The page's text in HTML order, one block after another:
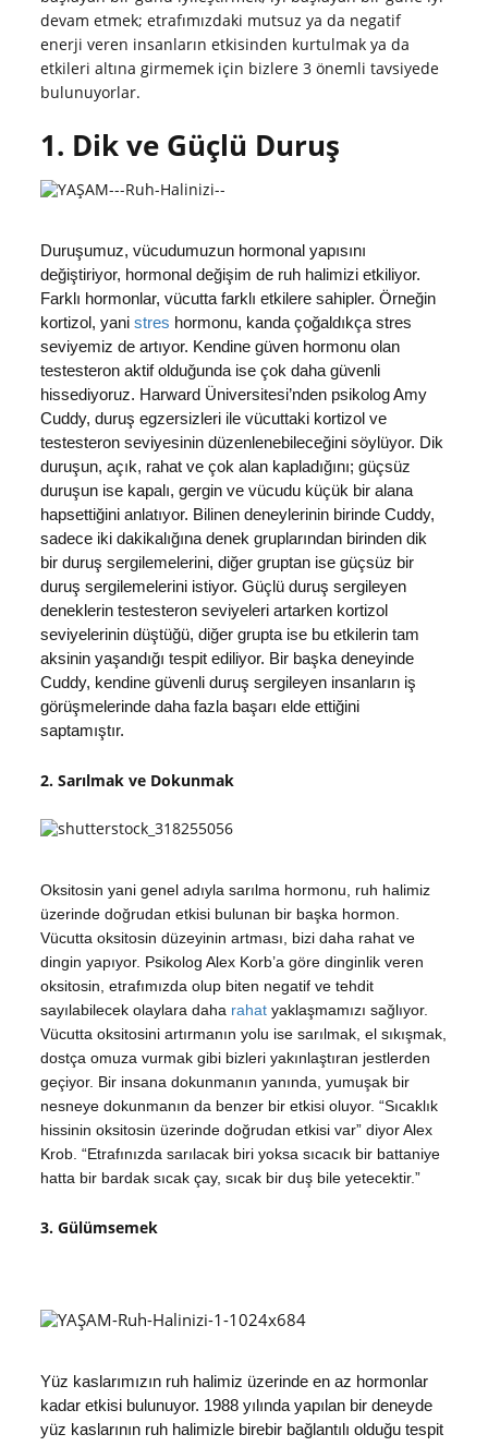
devam etmek; etrafımızdaki mutsuz ya da negatif
enerji veren insanların etkisinden kurtulmak ya da
etkileri altına girmemek için bizlere 3 önemli tavsiyede
bulunuyorlar.
1. Dik ve Güçlü Duruş
Duruşumuz, vücudumuzun hormonal yapısını
değiştiriyor, hormonal değişim de ruh halimizi etkiliyor.
Farklı hormonlar, vücutta farklı etkilere sahipler. Örneğin
kortizol, yanistres hormonu, kanda çoğaldıkça stres
seviyemiz de artıyor. Kendine güven hormonu olan
testesteron aktif olduğunda ise çok daha güvenli
hissediyoruz. Harward Üniversitesi’nden psikolog Amy
Cuddy, duruş egzersizleri ile vücuttaki kortizol ve
testesteron seviyesinin düzenlenebileceğini söylüyor. Dik
duruşun, açık, rahat ve çok alan kapladığını; güçsüz
duruşun ise kapalı, gergin ve vücudu küçük bir alana
hapsettiğini anlatıyor. Bilinen deneylerinin birinde Cuddy,
sadece iki dakikalığına denek gruplarından birinden dik
bir duruş sergilemelerini, diğer gruptan ise güçsüz bir
duruş sergilemelerini istiyor. Güçlü duruş sergileyen
deneklerin testesteron seviyeleri artarken kortizol
seviyelerinin düştüğü, diğer grupta ise bu etkilerin tam
aksinin yaşandığı tespit ediliyor. Bir başka deneyinde
Cuddy, kendine güvenli duruş sergileyen insanların iş
görüşmelerinde daha fazla başarı elde ettiğini
saptamıştır.
2. Sarılmak ve Dokunmak
Oksitosin yani genel adıyla sarılma hormonu, ruh halimiz
üzerinde doğrudan etkisi bulunan bir başka hormon.
Vücutta oksitosin düzeyinin artması, bizi daha rahat ve
dingin yapıyor. Psikolog Alex Korb’a göre dinginlik veren
oksitosin, etrafımızda olup biten negatif ve tehdit
sayılabilecek olaylara daha rahat yaklaşmamızı sağlıyor.
Vücutta oksitosini artırmanın yolu ise sarılmak, el sıkışmak,
dostça omuza vurmak gibi bizleri yakınlaştıran jestlerden
geçiyor. Bir insana dokunmanın yanında, yumuşak bir
nesneye dokunmanın da benzer bir etkisi oluyor. “Sıcaklık
hissinin oksitosin üzerinde doğrudan etkisi var” diyor Alex
Krob. “Etrafınızda sarılacak biri yoksa sıcacık bir battaniye
hatta bir bardak sıcak çay, sıcak bir duş bile yetecektir.”
3. Gülümsemek
Yüz kaslarımızın ruh halimiz üzerinde en az hormonlar
kadar etkisi bulunuyor. 1988 yılında yapılan bir deneyde
yüz kaslarının ruh halimizle birebir bağlantılı olduğu tespit